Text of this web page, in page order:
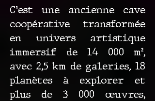
C’est une ancienne cave
coopérative transformée
en univers artistique
immersif de 14 000 m²,
avec 2,5 km de galeries, 18
planètes à explorer et
plus de 3 000 œuvres,